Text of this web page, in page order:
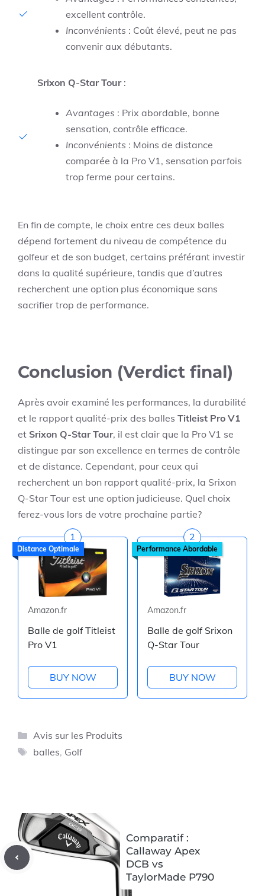
excellent contrôle.
Inconvénients : Coût élevé, peut ne pas
convenir aux débutants.
Srixon Q-Star Tour:
Avantages : Prix abordable, bonne
sensation, contrôle efficace.
Inconvénients : Moins de distance
comparée à la Pro V1, sensation parfois
trop ferme pour certains.
En fin de compte, le choix entre ces deux balles
dépend fortement du niveau de compétence du
golfeur et de son budget, certains préférant investir
dans la qualité supérieure, tandis que d’autres
recherchent une option plus économique sans
sacrifier trop de performance.
Conclusion (Verdict final)
Après avoir examiné les performances, la durabilité
et le rapport qualité-prix des balles Titleist Pro V1
et Srixon Q-Star Tour, il est clair que la Pro V1 se
distingue par son excellence en termes de contrôle
et de distance. Cependant, pour ceux qui
recherchent un bon rapport qualité-prix, la Srixon
Q-Star Tour est une option judicieuse. Quel choix
ferez-vous lors de votre prochaine partie?
1
Distance Optimale
Amazon.fr
Balle de golf Titleist
Pro V1
BUY NOW
2
Performance Abordable
Amazon.fr
Balle de golf Srixon
Q-Star Tour
BUY NOW
Catégories
Avis sur les Produits
Étiquettes
balles, Golf
Comparatif :
Callaway Apex
DCB vs
TaylorMade P790